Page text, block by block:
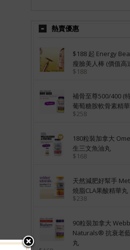
熱賣優惠
$188 起 Energy
瘦臉美人棒 (價值高
$188
補骨至尊500/400 (
葡萄糖胺軟骨素精
$258
180粒裝加拿大
生三文魚油丸
$168
天然減肥好幫手
燒脂CLA果酸精華丸
$238
90粒裝加拿大
Naturals® 抗衰老
丸